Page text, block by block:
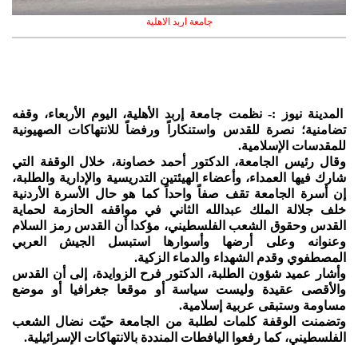
جامعة اربد الاهلية
المدينة نيوز :- نظمت جامعة إربد الأهلية، اليوم الأربعاء، وقفه
تضامنية؛ نصرة للقدس واستنكاراً ورفضاً للانتهاكات الصهيونية
للمقدسات الإسلامية.
وقال رئيس الجامعة، الدكتور أحمد خصاونة، خلال الوقفة التي
شارك فيها العمداء، وأعضاء الهيئتين التدريسية والإدارية والطلبة،
إن أسرة الجامعة تقف صفاً واحداً كما هو حال الأسرة الأردنية
خلف جلالة الملك عبدالله الثاني في مواقفه الحازمة لحماية
القدس وحقوق الشعب الفلسطيني، مؤكدا أن القدس رمز السلام
وعنوانه وعلى أرضها وأسوارها استبسل الجيش العربي
المصطفوي وقدم الشهداء والدماء الزكية.
وأشار عميد شؤون الطلبة، الدكتور فرح الزوايدة، إلى أن القدس
والأقصى عقيدة وليست سياسة أو موقعا جغرافيا أو موضع
مساومة وستبقى عربية إسلامية.
وتضمنت الوقفة كلمات لطلبة من الجامعة حيّت نضال الشعب
الفلسطيني، كما رفعوا اليافطات المنددة بالانتهاكات الإسرائيلية.